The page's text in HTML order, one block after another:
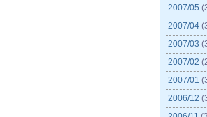
2007/05
2007/04
2007/03
2007/02
2007/01
2006/12